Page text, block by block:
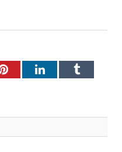
PinterestLinkedInTumblr